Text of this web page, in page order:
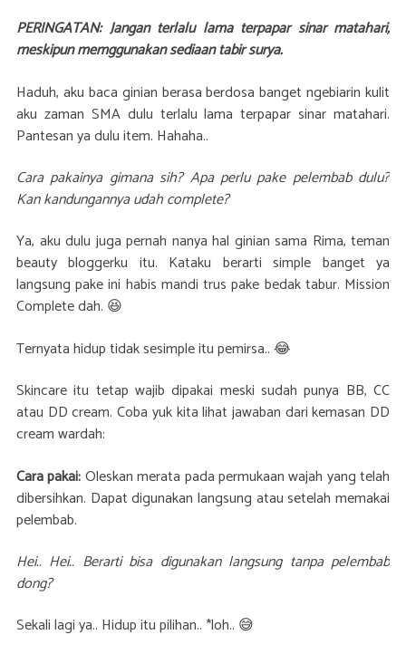
PERINGATAN: Jangan terlalu lama terpapar sinar matahari,
meskipun memggunakan sediaan tabir surya.
Haduh, aku baca ginian berasa berdosa banget ngebiarin kulit
aku zaman SMA dulu terlalu lama terpapar sinar matahari.
Pantesan ya dulu item. Hahaha..
Cara pakainya gimana sih? Apa perlu pake pelembab dulu?
Kan kandungannya udah complete?
Ya, aku dulu juga pernah nanya hal ginian sama Rima, teman
beauty bloggerku itu. Kataku berarti simple banget ya
langsung pake ini habis mandi trus pake bedak tabur. Mission
Complete dah. 😆
Ternyata hidup tidak sesimple itu pemirsa.. 😂
Skincare itu tetap wajib dipakai meski sudah punya BB, CC
atau DD cream. Coba yuk kita lihat jawaban dari kemasan DD
cream wardah:
Cara pakai:Oleskan merata pada permukaan wajah yang telah
dibersihkan. Dapat digunakan langsung atau setelah memakai
pelembab.
Hei.. Hei.. Berarti bisa digunakan langsung tanpa pelembab
dong?
Sekali lagi ya.. Hidup itu pilihan.. *loh.. 😅